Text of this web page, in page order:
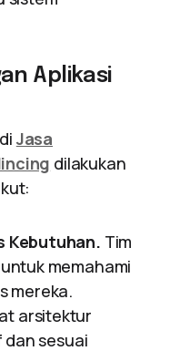
Aplikasi
Jasa
dilakukan
Kebutuhan. Tim
memahami
mereka.
arsitektur
dan sesuai